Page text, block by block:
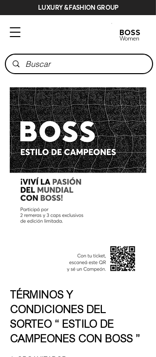
LUXURY & FASHION GROUP
BOSS
Women
TÉRMINOS Y
CONDICIONES DEL
SORTEO “ ESTILO DE
CAMPEONES CON BOSS ”